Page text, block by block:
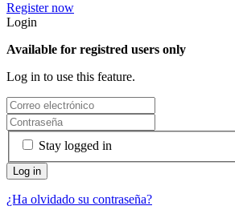
Register now
Login
Available for registred users only
Log in to use this feature.
Stay logged in
¿Ha olvidado su contraseña?